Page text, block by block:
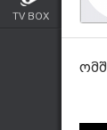
TV BOX